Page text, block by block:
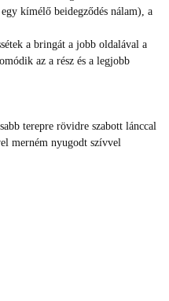
kímélő beidegződés nálam), a
a bringát a jobb oldalával a
az a rész és a legjobb
terepre rövidre szabott lánccal
merném nyugodt szívvel